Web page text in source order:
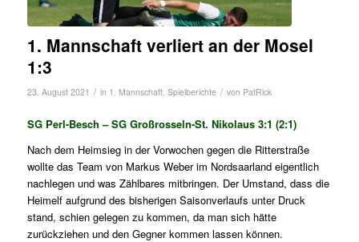
1. Mannschaft verliert an der Mosel
1:3
23. August 2021 / in 1. Mannschaft, Spielberichte / von PatRick
SG Perl-Besch – SG Großrosseln-St. Nikolaus 3:1 (2:1)
Nach dem Heimsieg in der Vorwochen gegen die Ritterstraße
wollte das Team von Markus Weber im Nordsaarland eigentlich
nachlegen und was Zählbares mitbringen. Der Umstand, dass die
Heimelf aufgrund des bisherigen Saisonverlaufs unter Druck
stand, schien gelegen zu kommen, da man sich hätte
zurückziehen und den Gegner kommen lassen können.